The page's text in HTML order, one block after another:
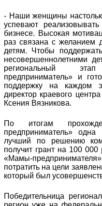
- Наши женщины
успевают
бизнесе. Высокая
раз связана с желанием
детям. Чтобы
несовершеннолетними
региональный
предприниматель» и
поддержку на каждом
директор краевого
Ксения Вязникова.
По итогам
предприниматель» одна
лучший по решению
получит грант на 100
«Мамы-
потратить на цели
который был
Победительница